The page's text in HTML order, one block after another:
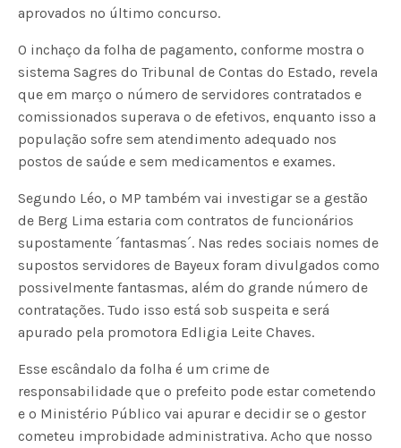
aprovados no último concurso.
O inchaço da folha de pagamento, conforme mostra o
sistema Sagres do Tribunal de Contas do Estado, revela
que em março o número de servidores contratados e
comissionados superava o de efetivos, enquanto isso a
população sofre sem atendimento adequado nos
postos de saúde e sem medicamentos e exames.
Segundo Léo, o MP também vai investigar se a gestão
de Berg Lima estaria com contratos de funcionários
supostamente ´fantasmas´. Nas redes sociais nomes de
supostos servidores de Bayeux foram divulgados como
possivelmente fantasmas, além do grande número de
contratações. Tudo isso está sob suspeita e será
apurado pela promotora Edligia Leite Chaves.
Esse escândalo da folha é um crime de
responsabilidade que o prefeito pode estar cometendo
e o Ministério Público vai apurar e decidir se o gestor
cometeu improbidade administrativa. Acho que nosso